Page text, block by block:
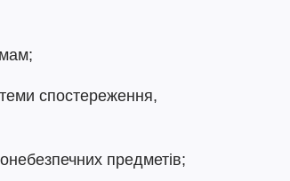
спостереження,
предметів;